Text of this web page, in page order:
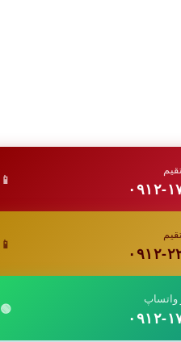
📱
📱
واتساپ
🟢